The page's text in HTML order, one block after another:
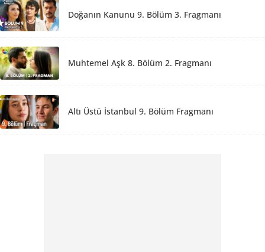
Doğanın Kanunu 9. Bölüm 3. Fragmanı
Muhtemel Aşk 8. Bölüm 2. Fragmanı
Altı Üstü İstanbul 9. Bölüm Fragmanı